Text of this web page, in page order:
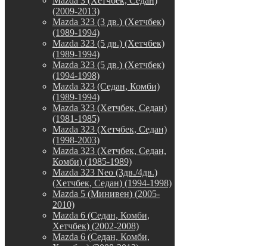
(2009-2013)
Mazda 323 (3 дв.) (Хетчбек)
(1989-1994)
Mazda 323 (5 дв.) (Хетчбек)
(1989-1994)
Mazda 323 (5 дв.) (Хетчбек)
(1994-1998)
Mazda 323 (Седан, Комби)
(1989-1994)
Mazda 323 (Хетчбек, Седан)
(1981-1985)
Mazda 323 (Хетчбек, Седан)
(1998-2003)
Mazda 323 (Хетчбек, Седан,
Комби) (1985-1989)
Mazda 323 Neo (3дв./4дв.)
(Хетчбек, Седан) (1994-1998)
Mazda 5 (Минивен) (2005-
2010)
Mazda 6 (Седан, Комби,
Хетчбек) (2002-2008)
Mazda 6 (Седан, Комби,